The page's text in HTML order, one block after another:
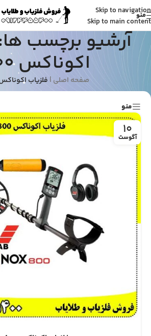
Skip to navigation
Skip to main content
منو
آرشیو برچسب
اکوناکس 800
صفحه اصلی | فلزیاب اکوناکس
منو
10
آگوست